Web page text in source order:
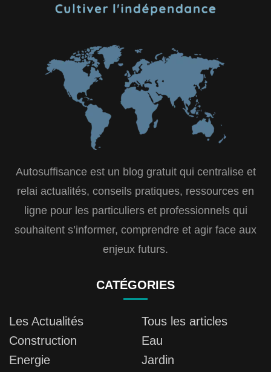
Autosuffisance est un blog gratuit qui centralise et
relai actualités, conseils pratiques, ressources en
ligne pour les particuliers et professionnels qui
souhaitent s’informer, comprendre et agir face aux
enjeux futurs.
CATÉGORIES
Les Actualités
Tous les articles
Construction
Eau
Energie
Jardin